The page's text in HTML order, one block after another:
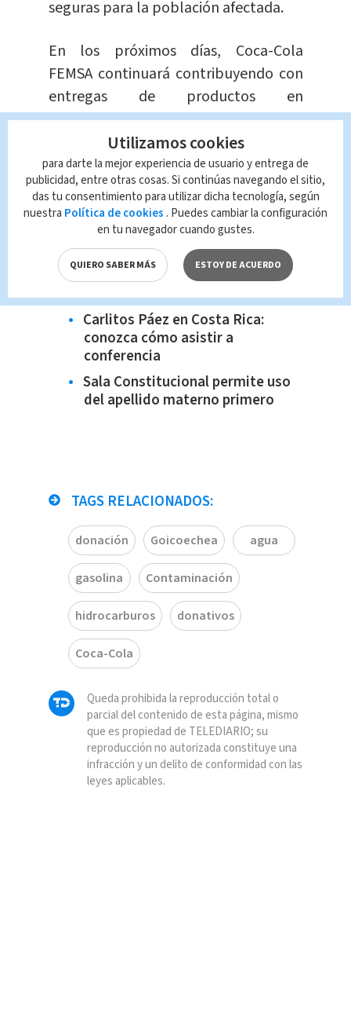
seguras para la población afectada.
En los próximos días, Coca-Cola
FEMSA continuará contribuyendo con
entregas de productos en
coordinación con las autoridades.
Te recomendamos
¿Cuándo son las pruebas
nacionales diagnósticas del
curso lectivo 2024?
Madre e hijo de 10 años son
arrastrados por corriente en
playa Esterillos; cuerpo del niño
sigue desaparecido
Carlitos Páez en Costa Rica:
conozca cómo asistir a
conferencia
Sala Constitucional permite uso
del apellido materno primero
TAGS RELACIONADOS:
donación Goicoechea agua
gasolina Contaminación
hidrocarburos donativos
Coca-Cola
Queda prohibida la reproducción total o
parcial del contenido de esta página, mismo
que es propiedad de TELEDIARIO; su
reproducción no autorizada constituye una
infracción y un delito de conformidad con las
leyes aplicables.
Utilizamos cookies
para darte la mejor experiencia de usuario y entrega de
publicidad, entre otras cosas. Si continúas navegando el sitio,
das tu consentimiento para utilizar dicha tecnología, según
nuestra Política de cookies . Puedes cambiar la configuración
en tu navegador cuando gustes.
QUIERO SABER MÁS ESTOY DE ACUERDO